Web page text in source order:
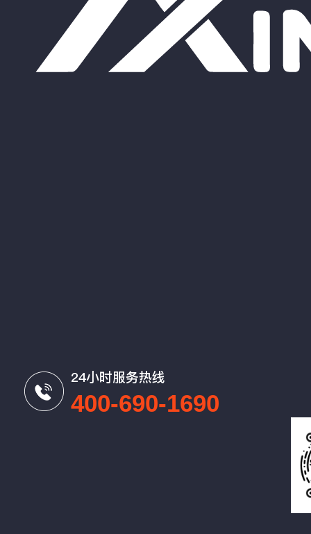
24小时服务热线
400-690-1690